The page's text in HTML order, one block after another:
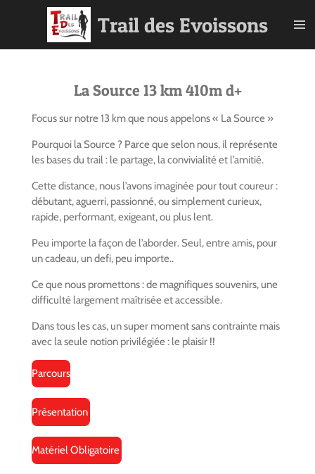
Trail des Evoissons
La Source 13 km 410m d+
Focus sur notre 13 km que nous appelons « La Source »
Pourquoi la Source ? Parce que selon nous, il représente
les bases du trail : le partage, la convivialité et l’amitié.
Cette distance, nous l’avons imaginée pour tout coureur :
débutant, aguerri, passionné, ou simplement curieux,
rapide, performant, exigeant, ou plus lent.
Peu importe la façon de l’aborder. Seul, entre amis, pour
un cadeau, un defi, peu importe..
Ce que nous promettons : de magnifiques souvenirs, une
difficulté largement maîtrisée et accessible.
Dans tous les cas, un super moment sans contrainte mais
avec la seule notion privilégiée : le plaisir !!
Parcours
Présentation
Matériel Obligatoire